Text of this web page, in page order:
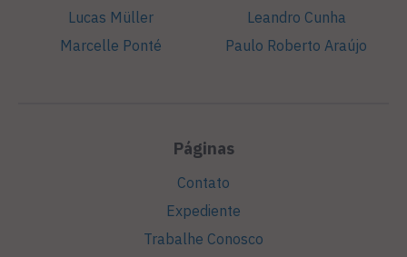
Lucas Müller
Marcelle Ponté
Leandro Cunha
Paulo Roberto Araújo
Páginas
Contato
Expediente
Trabalhe Conosco